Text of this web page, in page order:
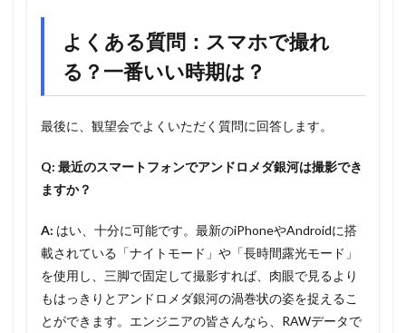
よくある質問：スマホで撮れ
る？一番いい時期は？
最後に、観望会でよくいただく質問に回答します。
Q: 最近のスマートフォンでアンドロメダ銀河は撮影でき
ますか？
A: はい、十分に可能です。最新のiPhoneやAndroidに搭
載されている「ナイトモード」や「長時間露光モード」
を使用し、三脚で固定して撮影すれば、肉眼で見るより
もはっきりとアンドロメダ銀河の渦巻状の姿を捉えるこ
とができます。エンジニアの皆さんなら、RAWデータで